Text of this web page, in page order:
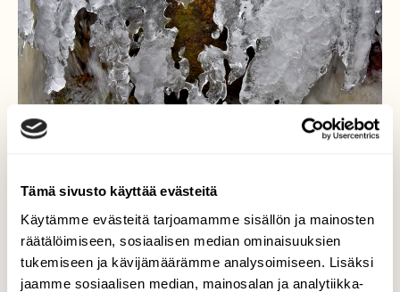
Tämä sivusto käyttää evästeitä
Käytämme evästeitä tarjoamamme sisällön ja mainosten
räätälöimiseen, sosiaalisen median ominaisuuksien
tukemiseen ja kävijämäärämme analysoimiseen. Lisäksi
jaamme sosiaalisen median, mainosalan ja analytiikka-
Sulavaa kevätjäätä